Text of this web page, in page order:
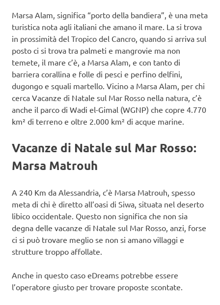
Marsa Alam, significa “porto della bandiera”, è una meta
turistica nota agli italiani che amano il mare. La si trova
in prossimità del Tropico del Cancro, quando si arriva sul
posto ci si trova tra palmeti e mangrovie ma non
temete, il mare c’è, a Marsa Alam, e con tanto di
barriera corallina e folle di pesci e perfino delfini,
dugongo e squali martello. Vicino a Marsa Alam, per chi
cerca Vacanze di Natale sul Mar Rosso nella natura, c’è
anche il parco di Wadi el-Gimal (WGNP) che copre 4.770
km² di terreno e oltre 2.000 km² di acque marine.
Vacanze di Natale sul Mar Rosso:
Marsa Matrouh
A 240 Km da Alessandria, c’è Marsa Matrouh, spesso
meta di chi è diretto all’oasi di Siwa, situata nel deserto
libico occidentale. Questo non significa che non sia
degna delle vacanze di Natale sul Mar Rosso, anzi, forse
ci si può trovare meglio se non si amano villaggi e
strutture troppo affollate.
Anche in questo caso eDreams potrebbe essere
l’operatore giusto per trovare proposte scontate.